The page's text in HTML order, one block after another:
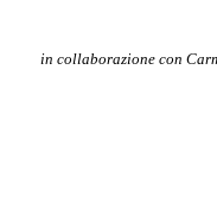
in collaborazione con